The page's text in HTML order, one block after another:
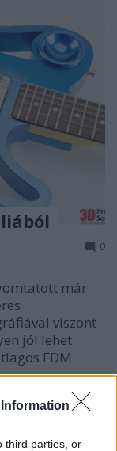
third parties, or
0
már
viszont
jól lehet
FDM